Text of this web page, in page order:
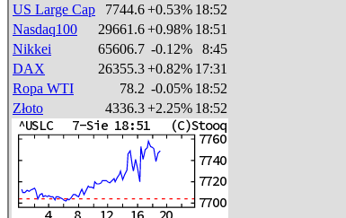
US Large Cap
7744.6+0.53% 18:52
Nasdaq100
29661.6+0.98% 18:51
Nikkei
65606.7 -0.12%
8:45
DAX
26355.3+0.82% 17:31
Ropa WTI
78.2 -0.05% 18:52
Złoto
4336.3+2.25% 18:52